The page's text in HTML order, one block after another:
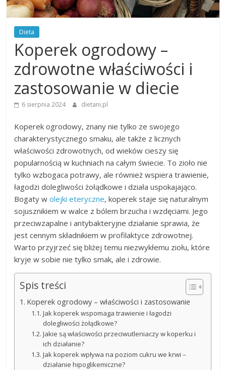
Dieta
Koperek ogrodowy –
zdrowotne właściwości i
zastosowanie w diecie
6 sierpnia 2024 dietani.pl
Koperek ogrodowy, znany nie tylko ze swojego
charakterystycznego smaku, ale także z licznych
właściwości zdrowotnych, od wieków cieszy się
popularnością w kuchniach na całym świecie. To zioło nie
tylko wzbogaca potrawy, ale również wspiera trawienie,
łagodzi dolegliwości żołądkowe i działa uspokajająco.
Bogaty wolejki eteryczne, koperek staje się naturalnym
sojusznikiem w walce z bólem brzucha i wzdęciami. Jego
przeciwzapalne i antybakteryjne działanie sprawia, że
jest cennym składnikiem w profilaktyce zdrowotnej.
Warto przyjrzeć się bliżej temu niezwykłemu ziołu, które
kryje w sobie nie tylko smak, ale i zdrowie.
Spis treści
Koperek ogrodowy – właściwości i zastosowanie
Jak koperek wspomaga trawienie i łagodzi
dolegliwości żołądkowe?
Jakie są właściwości przeciwutleniaczy w koperku i
ich działanie?
Jak koperek wpływa na poziom cukru we krwi –
działanie hipoglikemiczne?